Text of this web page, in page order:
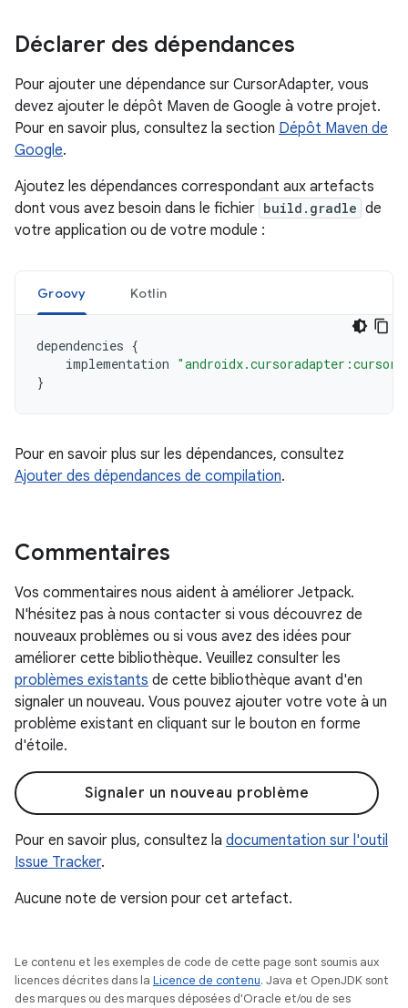
Déclarer des dépendances
Pour ajouter une dépendance sur CursorAdapter, vous
devez ajouter le dépôt Maven de Google à votre projet.
Pour en savoir plus, consultez la section Dépôt Maven de
Google.
Ajoutez les dépendances correspondant aux artefacts
dont vous avez besoin dans le fichier build.gradle de
votre application ou de votre module :
Groovy Kotlin
dependencies {
implementation
}
Pour en savoir plus sur les dépendances, consultez
Ajouter des dépendances de compilation.
Commentaires
Vos commentaires nous aident à améliorer Jetpack.
N'hésitez pas à nous contacter si vous découvrez de
nouveaux problèmes ou si vous avez des idées pour
améliorer cette bibliothèque. Veuillez consulter les
problèmes existants de cette bibliothèque avant d'en
signaler un nouveau. Vous pouvez ajouter votre vote à un
problème existant en cliquant sur le bouton en forme
d'étoile.
Signaler un nouveau problème
Pour en savoir plus, consultez la documentation sur l'outil
Issue Tracker.
Aucune note de version pour cet artefact.
Le contenu et les exemples de code de cette page sont soumis aux
licences décrites dans la Licence de contenu. Java et OpenJDK sont
des marques ou des marques déposées d'Oracle et/ou de ses